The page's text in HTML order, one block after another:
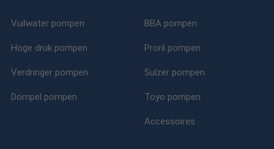
Vuilwater pompen
Hoge druk pompen
Verdringer pompen
Dompel pompen
BBA pompen
Proril pompen
Sulzer pompen
Toyo pompen
Accessoires